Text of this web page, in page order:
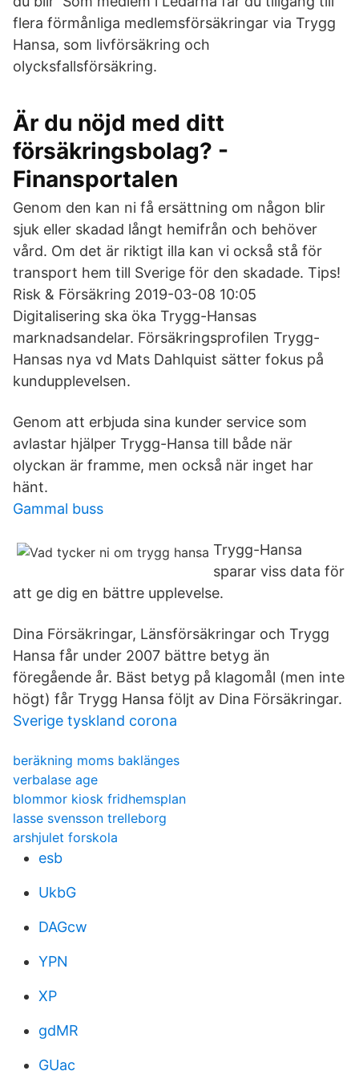
flera förmånliga medlemsförsäkringar via Trygg
Hansa, som livförsäkring och
olycksfallsförsäkring.
Är du nöjd med ditt
försäkringsbolag? -
Finansportalen
Genom den kan ni få ersättning om någon blir
sjuk eller skadad långt hemifrån och behöver
vård. Om det är riktigt illa kan vi också stå för
transport hem till Sverige för den skadade. Tips!
Risk & Försäkring 2019-03-08 10:05
Digitalisering ska öka Trygg-Hansas
marknadsandelar. Försäkringsprofilen Trygg-
Hansas nya vd Mats Dahlquist sätter fokus på
kundupplevelsen.
Genom att erbjuda sina kunder service som
avlastar hjälper Trygg-Hansa till både när
olyckan är framme, men också när inget har
hänt.
Gammal buss
Trygg-Hansa
sparar viss data för
att ge dig en bättre upplevelse.
Dina Försäkringar, Länsförsäkringar och Trygg
Hansa får under 2007 bättre betyg än
föregående år. Bäst betyg på klagomål (men inte
högt) får Trygg Hansa följt av Dina Försäkringar.
Sverige tyskland corona
beräkning moms baklänges
verbalase age
blommor kiosk fridhemsplan
lasse svensson trelleborg
arshjulet forskola
esb
UkbG
DAGcw
YPN
XP
gdMR
GUac